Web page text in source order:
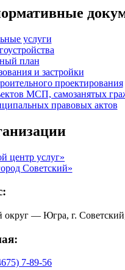
услуги
план
и застройки
проектирования
МСП, самозанятых
правовых актов
центр услуг»
Советский»
— Югра, г.
7-89-56